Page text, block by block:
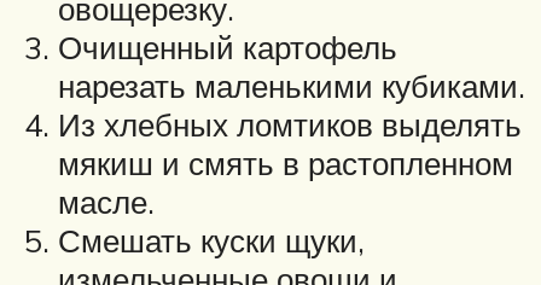
овощерезку.
Очищенный картофель
нарезать маленькими кубиками.
Из хлебных ломтиков выделять
мякиш и смять в растопленном
масле.
Смешать куски щуки,